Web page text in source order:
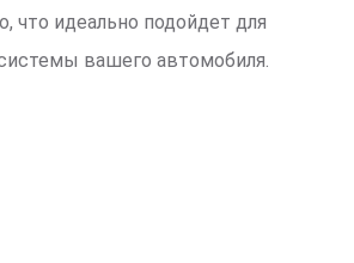
что идеально подойдет для
вашего автомобиля.